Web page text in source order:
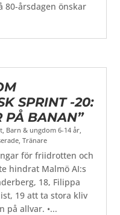
80-årsdagen önskar
SPRINT -20:
PÅ BANAN”
Barn & ungdom 6-14 år
,Tränare
för friidrotten och
hindrat Malmö AI:s
18, Filippa
19 att ta stora kliv
på allvar. •...